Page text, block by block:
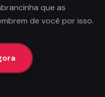
que as
de você por isso.